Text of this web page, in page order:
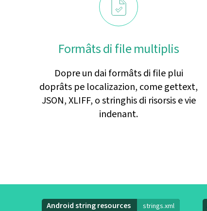
Formâts di file multiplis
Dopre un dai formâts di file plui
doprâts pe localizazion, come gettext,
JSON, XLIFF, o stringhis di risorsis e vie
indenant.
Android string resources strings.xml